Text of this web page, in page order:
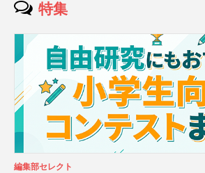
特集
編集部セレクト